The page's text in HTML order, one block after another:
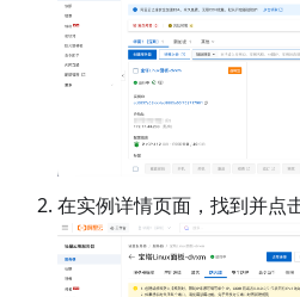
在实例详情页面，找到并点